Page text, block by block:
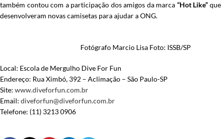
também contou com a participação dos amigos da marca “Hot Like” que
desenvolveram novas camisetas para ajudar a ONG.
Fotógrafo Marcio Lisa Foto: ISSB/SP
Local: Escola de Mergulho Dive For Fun
Endereço: Rua Ximbó, 392 – Aclimação – São Paulo-SP
Site: www.diveforfun.com.br
Email: diveforfun@diveforfun.com.br
Telefone: (11) 3213 0906